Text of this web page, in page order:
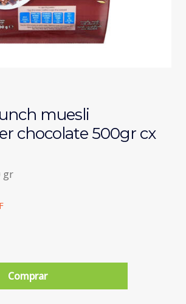
muesli
chocolate 500gr cx
gr
Comprar